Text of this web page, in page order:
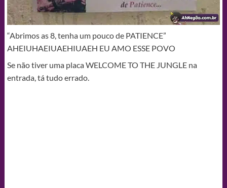
“Abrimos as 8, tenha um pouco de PATIENCE”
AHEIUHAEIUAEHIUAEH EU AMO ESSE POVO
Se não tiver uma placa WELCOME TO THE JUNGLE na
entrada, tá tudo errado.